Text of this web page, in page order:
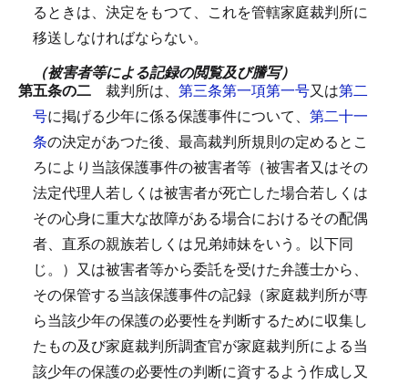
るときは、決定をもつて、これを管轄家庭裁判所に
移送しなければならない。
（被害者等による記録の閲覧及び謄写）
第五条の二 裁判所は、 第三条第一項第一号又は第二
号に掲げる少年に係る保護事件について、 第二十一
条の決定があつた後、最高裁判所規則の定めるとこ
ろにより当該保護事件の被害者等（被害者又はその
法定代理人若しくは被害者が死亡した場合若しくは
その心身に重大な故障がある場合におけるその配偶
者、直系の親族若しくは兄弟姉妹をいう。以下同
じ。）又は被害者等から委託を受けた弁護士から、
その保管する当該保護事件の記録（家庭裁判所が専
ら当該少年の保護の必要性を判断するために収集し
たもの及び家庭裁判所調査官が家庭裁判所による当
該少年の保護の必要性の判断に資するよう作成し又